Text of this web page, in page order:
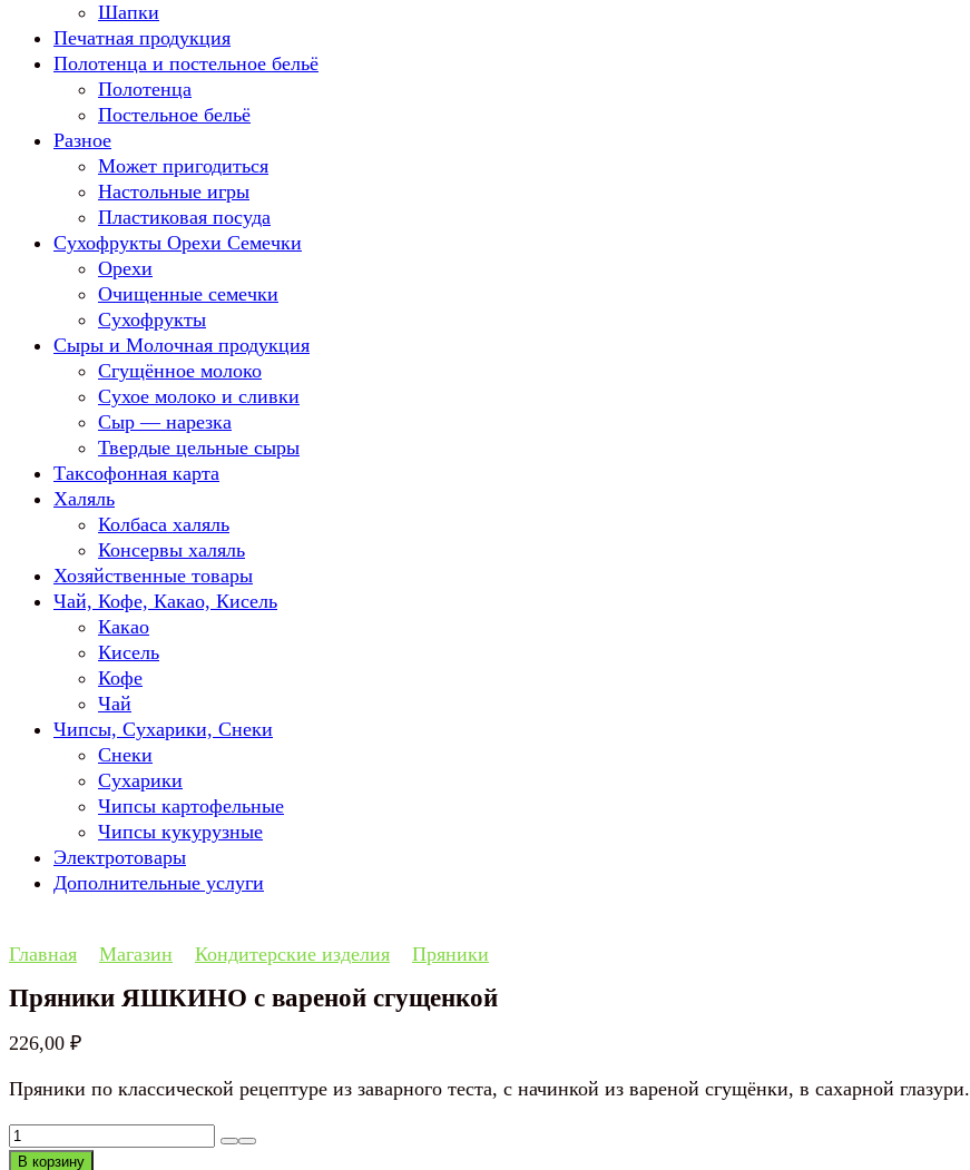
Шапки
Печатная продукция
Полотенца и постельное бельё
Полотенца
Постельное бельё
Разное
Может пригодиться
Настольные игры
Пластиковая посуда
Сухофрукты Орехи Семечки
Орехи
Очищенные семечки
Сухофрукты
Сыры и Молочная продукция
Сгущённое молоко
Сухое молоко и сливки
Сыр — нарезка
Твердые цельные сыры
Таксофонная карта
Халяль
Колбаса халяль
Консервы халяль
Хозяйственные товары
Чай, Кофе, Какао, Кисель
Какао
Кисель
Кофе
Чай
Чипсы, Сухарики, Снеки
Снеки
Сухарики
Чипсы картофельные
Чипсы кукурузные
Электротовары
Дополнительные услуги
Главная Магазин Кондитерские изделия Пряники
Пряники ЯШКИНО с вареной сгущенкой
226,00 ₽
Пряники по классической рецептуре из заварного теста, с начинкой из вареной сгущёнки, в сахарной глазури.
Количество
товара
В корзину